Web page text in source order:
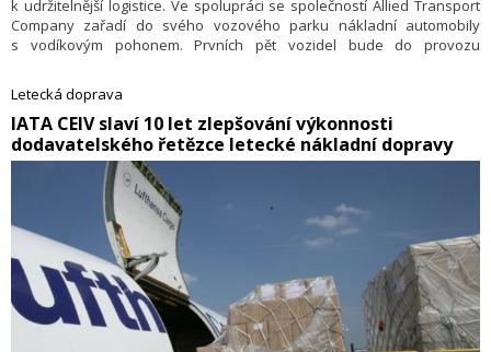
k udržitelnější logistice. Ve spolupráci se společností Allied Transport
Company zařadí do svého vozového parku nákladní automobily
s vodíkovým pohonem. Prvních pět vozidel bude do provozu
Letecká doprava
​IATA CEIV slaví 10 let zlepšování výkonnosti
dodavatelského řetězce letecké nákladní dopravy